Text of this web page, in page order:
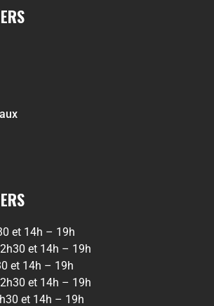
et 14h – 19h
et 14h – 19h
et 14h – 19h
et 14h – 19h
et 14h – 19h